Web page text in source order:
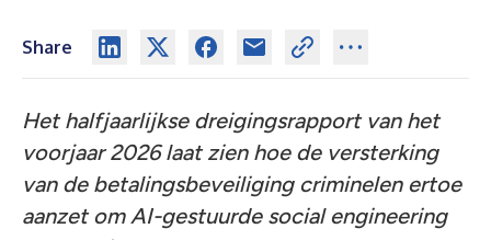
Share
Het halfjaarlijkse dreigingsrapport van het
voorjaar 2026 laat zien hoe de versterking
van de betalingsbeveiliging criminelen ertoe
aanzet om AI-gestuurde social engineering